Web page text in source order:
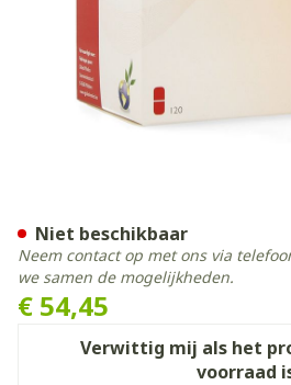
€ 54,45
Verwittig mij als het
voorraad
Niet beschikbaar
Neem contact op met ons via
we samen de mogelijkheden.